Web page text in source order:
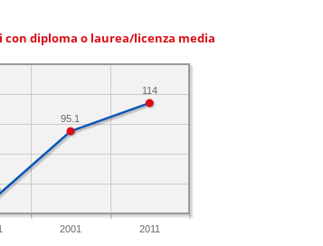
con diploma o laurea/licenza media
2001 2011
114
95.1